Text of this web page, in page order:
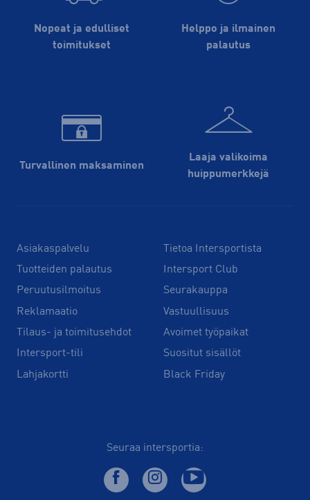
Nopeat ja edulliset
toimitukset
Helppo ja ilmainen
palautus
Turvallinen maksaminen
Laaja valikoima
huippu­merkkejä
Asiakaspalvelu
Tuotteiden palautus
Peruutusilmoitus
Reklamaatio
Tilaus- ja toimitusehdot
Intersport-tili
Lahjakortti
Tietoa Intersportista
Intersport Club
Seurakauppa
Vastuullisuus
Avoimet työpaikat
Suositut sisällöt
Black Friday
Seuraa intersportia: